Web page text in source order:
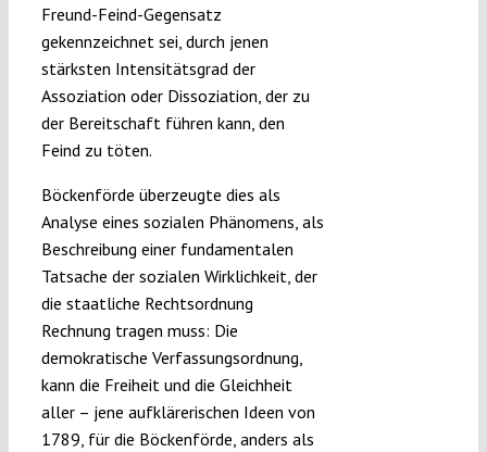
Freund-Feind-Gegensatz
gekennzeichnet sei, durch jenen
stärksten Intensitätsgrad der
Assoziation oder Dissoziation, der zu
der Bereitschaft führen kann, den
Feind zu töten.
Böckenförde überzeugte dies als
Analyse eines sozialen Phänomens, als
Beschreibung einer fundamentalen
Tatsache der sozialen Wirklichkeit, der
die staatliche Rechtsordnung
Rechnung tragen muss: Die
demokratische Verfassungsordnung,
kann die Freiheit und die Gleichheit
aller – jene aufklärerischen Ideen von
1789, für die Böckenförde, anders als